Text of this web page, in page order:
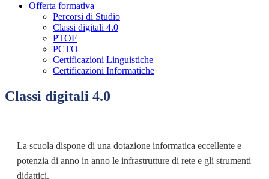
Offerta formativa
Percorsi di Studio
Classi digitali 4.0
PTOF
PCTO
Certificazioni Linguistiche
Certificazioni Informatiche
Classi digitali 4.0
La scuola dispone di una dotazione informatica eccellente e
potenzia di anno in anno le infrastrutture di rete e gli strumenti
didattici.